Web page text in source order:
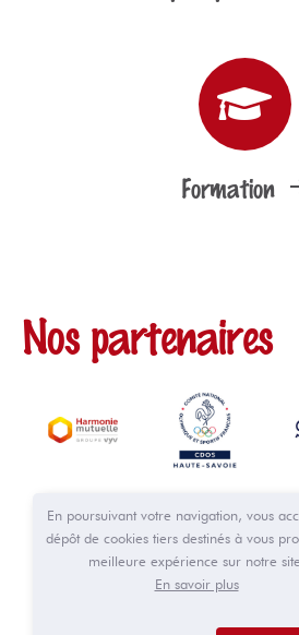
En poursuivant votre navigation, vous
dépôt de cookies tiers destinés à vous
meilleure expérience sur notre
En savoir plus
Formation
Nos partenaires
Tous les partenaires